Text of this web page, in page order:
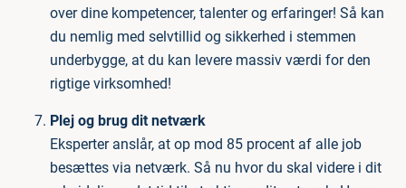
over dine kompetencer, talenter og erfaringer! Så kan
du nemlig med selvtillid og sikkerhed i stemmen
underbygge, at du kan levere massiv værdi for den
rigtige virksomhed!
Plej og brug dit netværk
Eksperter anslår, at op mod 85 procent af alle job
besættes via netværk. Så nu hvor du skal videre i dit